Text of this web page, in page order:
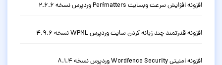
افزونه افزایش سرعت وبسایت Perfmatters وردپرس نسخه 2.6.6
افزونه قدرتمند چند زبانه کردن سایت وردپرس WPML نسخه 4.9.6
افزونه امنیتی Wordfence Security وردپرس نسخه 8.1.4